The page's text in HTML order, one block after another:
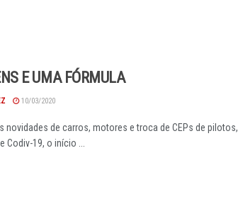
E UMA FÓRMULA
10/03/2020
novidades de carros, motores e troca de CEPs de pilotos,
19, o início ...